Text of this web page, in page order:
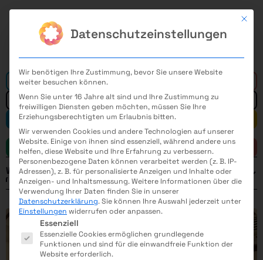
Alle
Mathematik Informatik
Naturwissenschaft Technik
Weitere Filter
ELEKTROMASCHINENBAU
MEDIZINTECHNIK
FERTIGUNGSTECHNIK
VERFAHRENSTECHNIK
Mit
Datenschutzeinstellungen
Wir benötigen Ihre Zustimmung, bevor Sie unsere Website
weiter besuchen können.
Wenn Sie unter 16 Jahre alt sind und Ihre Zustimmung zu
freiwilligen Diensten geben möchten, müssen Sie Ihre
Erziehungsberechtigten um Erlaubnis bitten.
Wir verwenden Cookies und andere Technologien auf unserer
Website. Einige von ihnen sind essenziell, während andere uns
helfen, diese Website und Ihre Erfahrung zu verbessern.
Personenbezogene Daten können verarbeitet werden (z. B. IP-
Adressen), z. B. für personalisierte Anzeigen und Inhalte oder
Anzeigen- und Inhaltsmessung.Weitere Informationen über die
Verwendung Ihrer Daten finden Sie in unserer
Datenschutzerklärung.Sie können Ihre Auswahl jederzeit unter
Einstellungen widerrufen oder anpassen.
Es folgt eine Liste der Service-Gruppen, für die eine
Essenziell
Essenzielle Cookies ermöglichen grundlegende
Funktionen und sind für die einwandfreie Funktion der
Website erforderlich.